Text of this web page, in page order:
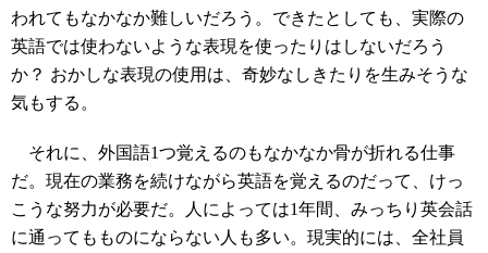
われてもなかなか難しいだろう。できたとしても、実際の
英語では使わないような表現を使ったりはしないだろう
か？ おかしな表現の使用は、奇妙なしきたりを生みそうな
気もする。
それに、外国語1つ覚えるのもなかなか骨が折れる仕事
だ。現在の業務を続けながら英語を覚えるのだって、けっ
こうな努力が必要だ。人によっては1年間、みっちり英会話
に通ってもものにならない人も多い。現実的には、全社員